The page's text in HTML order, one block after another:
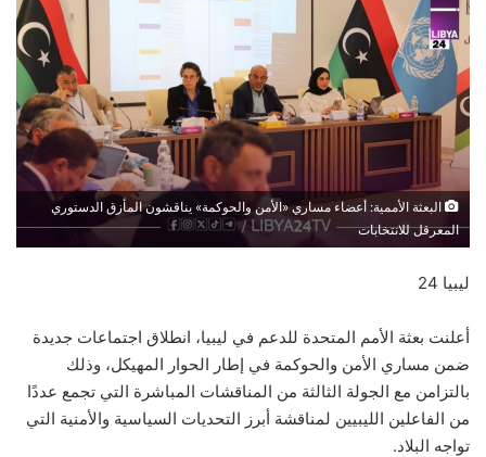
البعثة الأممية: أعضاء مساري «الأمن والحوكمة» يناقشون المأزق الدستوري
المعرقل للانتخابات
ليبيا 24
أعلنت بعثة الأمم المتحدة للدعم في ليبيا، انطلاق اجتماعات جديدة
ضمن مساري الأمن والحوكمة في إطار الحوار المهيكل، وذلك
بالتزامن مع الجولة الثالثة من المناقشات المباشرة التي تجمع عددًا
من الفاعلين الليبيين لمناقشة أبرز التحديات السياسية والأمنية التي
تواجه البلاد.